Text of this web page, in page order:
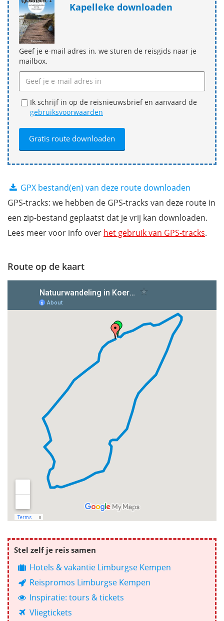
Kapelleke downloaden
Geef je e-mail adres in, we sturen de reisgids naar je
mailbox.
Ik schrijf in op de reisnieuwsbrief en aanvaard de
gebruiksvoorwaarden
GPX bestand(en) van deze route downloaden
GPS-tracks: we hebben de GPS-tracks van deze route in
een zip-bestand geplaatst dat je vrij kan downloaden.
Lees meer voor info over het gebruik van GPS-tracks.
Route op de kaart
Stel zelf je reis samen
Hotels & vakantie Limburgse Kempen
Reispromos Limburgse Kempen
Inspiratie: tours & tickets
Vliegtickets